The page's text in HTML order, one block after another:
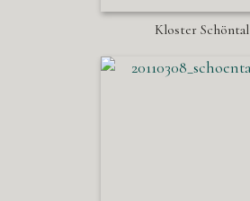
Kloster Schöntal